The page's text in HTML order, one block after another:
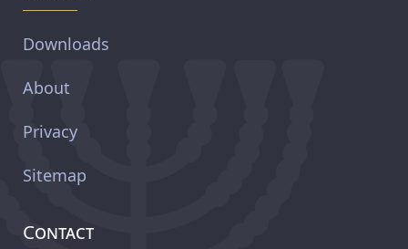
Downloads
About
Privacy
Sitemap
Contact